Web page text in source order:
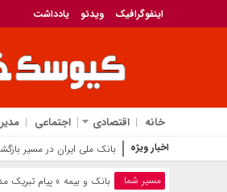
اینفوگرافیک ویدئو یادداشت
خانه اقتصادی اجتماعی
اخبار ویژه بانک ملی ایران در مسیر
مسیر شما بانک‌ و بیمه » پیام تبریک